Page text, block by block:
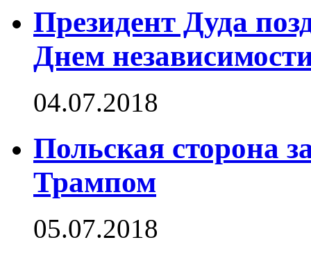
Президент Дуда
Днем
04.07.2018
Польская сторона
Трампом
05.07.2018